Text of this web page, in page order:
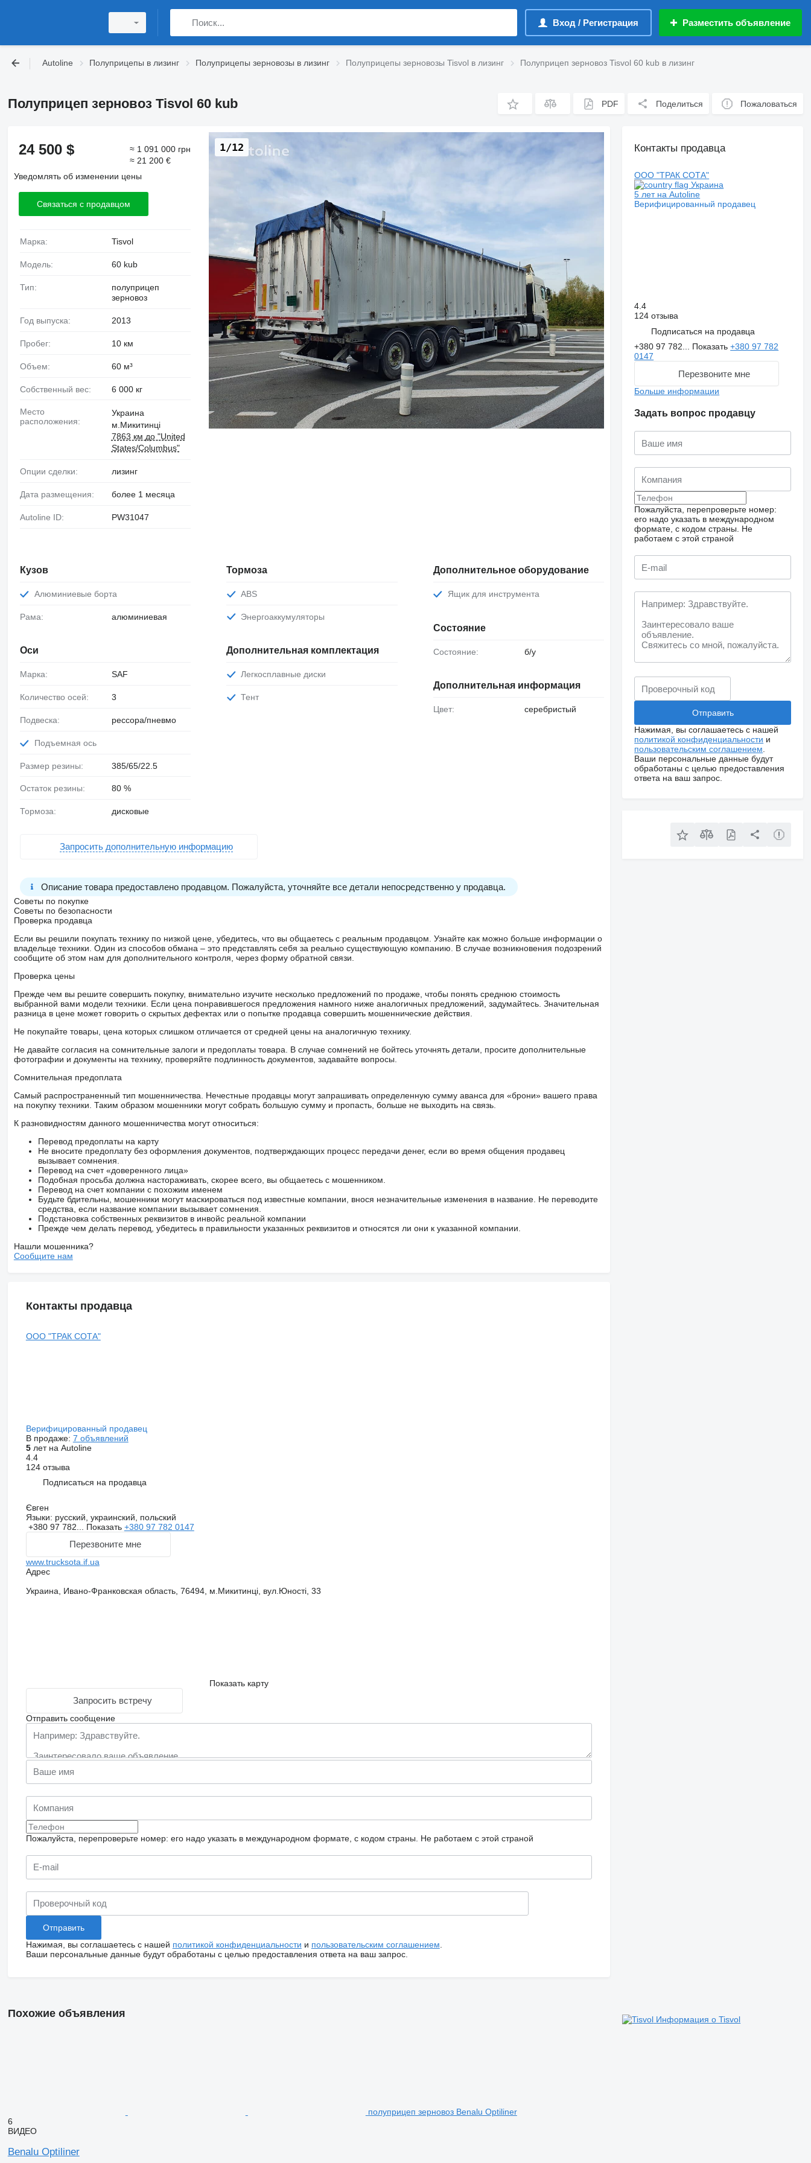
Вход / Регистрация Разместить объявление
Autoline Полуприцепы в лизинг Полуприцепы зерновозы в лизинг Полуприцепы зерновозы Tisvol в лизинг Полуприцеп зерновоз Tisvol 60 kub в лизинг
Полуприцеп зерновоз Tisvol 60 kub PDF Поделиться Пожаловаться
1/12
24 500 $
≈ 1 091 000 грн
≈ 21 200 €
Уведомлять об изменении цены
Связаться с продавцом
Марка: Tisvol
Модель: 60 kub
Тип:
полуприцеп
зерновоз
Год выпуска: 2013
Пробег: 10 км
Объем: 60 м³
Собственный вес: 6 000 кг
Место
расположения:
Украина
м.Микитинці
7863 км до "United
States/Columbus"
Опции сделки: лизинг
Дата размещения: более 1 месяца
Autoline ID: PW31047
Кузов
Алюминиевые борта
Рама: алюминиевая
Оси
Марка: SAF
Количество осей: 3
Подвеска: рессора/пневмо
Подъемная ось
Размер резины: 385/65/22.5
Остаток резины: 80 %
Тормоза: дисковые
Тормоза
ABS
Энергоаккумуляторы
Дополнительная комплектация
Легкосплавные диски
Тент
Дополнительное оборудование
Ящик для инструмента
Состояние
Состояние: б/у
Дополнительная информация
Цвет: серебристый
Запросить дополнительную информацию
Описание товара предоставлено продавцом. Пожалуйста, уточняйте все детали непосредственно у продавца.
Советы по покупке
Советы по безопасности
Проверка продавца
Если вы решили покупать технику по низкой цене, убедитесь, что вы общаетесь с реальным продавцом. Узнайте как можно больше информации о
владельце техники. Один из способов обмана – это представлять себя за реально существующую компанию. В случае возникновения подозрений
сообщите об этом нам для дополнительного контроля, через форму обратной связи.
Проверка цены
Прежде чем вы решите совершить покупку, внимательно изучите несколько предложений по продаже, чтобы понять среднюю стоимость
выбранной вами модели техники. Если цена понравившегося предложения намного ниже аналогичных предложений, задумайтесь. Значительная
разница в цене может говорить о скрытых дефектах или о попытке продавца совершить мошеннические действия.
Не покупайте товары, цена которых слишком отличается от средней цены на аналогичную технику.
Не давайте согласия на сомнительные залоги и предоплаты товара. В случае сомнений не бойтесь уточнять детали, просите дополнительные
фотографии и документы на технику, проверяйте подлинность документов, задавайте вопросы.
Сомнительная предоплата
Самый распространенный тип мошенничества. Нечестные продавцы могут запрашивать определенную сумму аванса для «брони» вашего права
на покупку техники. Таким образом мошенники могут собрать большую сумму и пропасть, больше не выходить на связь.
К разновидностям данного мошенничества могут относиться:
Перевод предоплаты на карту
Не вносите предоплату без оформления документов, подтверждающих процесс передачи денег, если во время общения продавец
вызывает сомнения.
Перевод на счет «доверенного лица»
Подобная просьба должна настораживать, скорее всего, вы общаетесь с мошенником.
Перевод на счет компании с похожим именем
Будьте бдительны, мошенники могут маскироваться под известные компании, внося незначительные изменения в название. Не переводите
средства, если название компании вызывает сомнения.
Подстановка собственных реквизитов в инвойс реальной компании
Прежде чем делать перевод, убедитесь в правильности указанных реквизитов и относятся ли они к указанной компании.
Нашли мошенника?
Сообщите нам
Контакты продавца
ООО "ТРАК СОТА"
Верифицированный продавец
В продаже: 7 объявлений
5лет на Autoline
4.4
124 отзыва
Подписаться на продавца
Євген
Языки: русский, украинский, польский
+380 97 782... Показать +380 97 782 0147
Перезвоните мне
www.trucksota.if.ua
Адрес
Украина, Ивано-Франковская область, 76494, м.Микитинці, вул.Юності, 33
Показать карту
Запросить встречу
Отправить сообщение
Пожалуйста, перепроверьте номер: его надо указать в международном формате, с кодом страны. Не работаем с этой страной
Нажимая, вы соглашаетесь с нашей политикой конфиденциальности и пользовательским соглашением
Ваши персональные данные будут обработаны с целью предоставления ответа на ваш запрос.
Контакты продавца
ООО "ТРАК СОТА"
Украина
5 лет на Autoline
Верифицированный продавец
4.4
124 отзыва
Подписаться на продавца
+380 97 782... Показать+380 97 782
0147
Перезвоните мне
Больше информации
Задать вопрос продавцу
Пожалуйста, перепроверьте номер:
его надо указать в международном
формате, с кодом страны.
Не
работаем с этой страной
Нажимая, вы соглашаетесь с нашей
политикой конфиденциальности и
пользовательским соглашением
Ваши персональные данные будут
обработаны с целью предоставления
ответа на ваш запрос.
Похожие объявления
полуприцеп зерновоз Benalu Optiliner
6
ВИДЕО
Benalu Optiliner
Информация о Tisvol